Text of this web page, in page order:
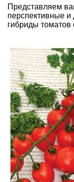
Представляем
перспективные и
гибриды томатов